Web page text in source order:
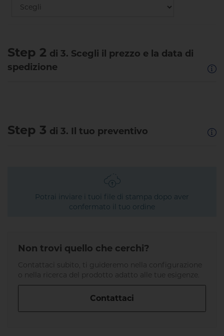
Step 2 di 3. Scegli il prezzo e la data di
spedizione
Step 3 di 3. Il tuo preventivo
Potrai inviare i tuoi file di stampa dopo aver
confermato il tuo ordine
Non trovi quello che cerchi?
Contattaci subito, ti guideremo nella configurazione
o nella ricerca del prodotto adatto alle tue esigenze.
Contattaci